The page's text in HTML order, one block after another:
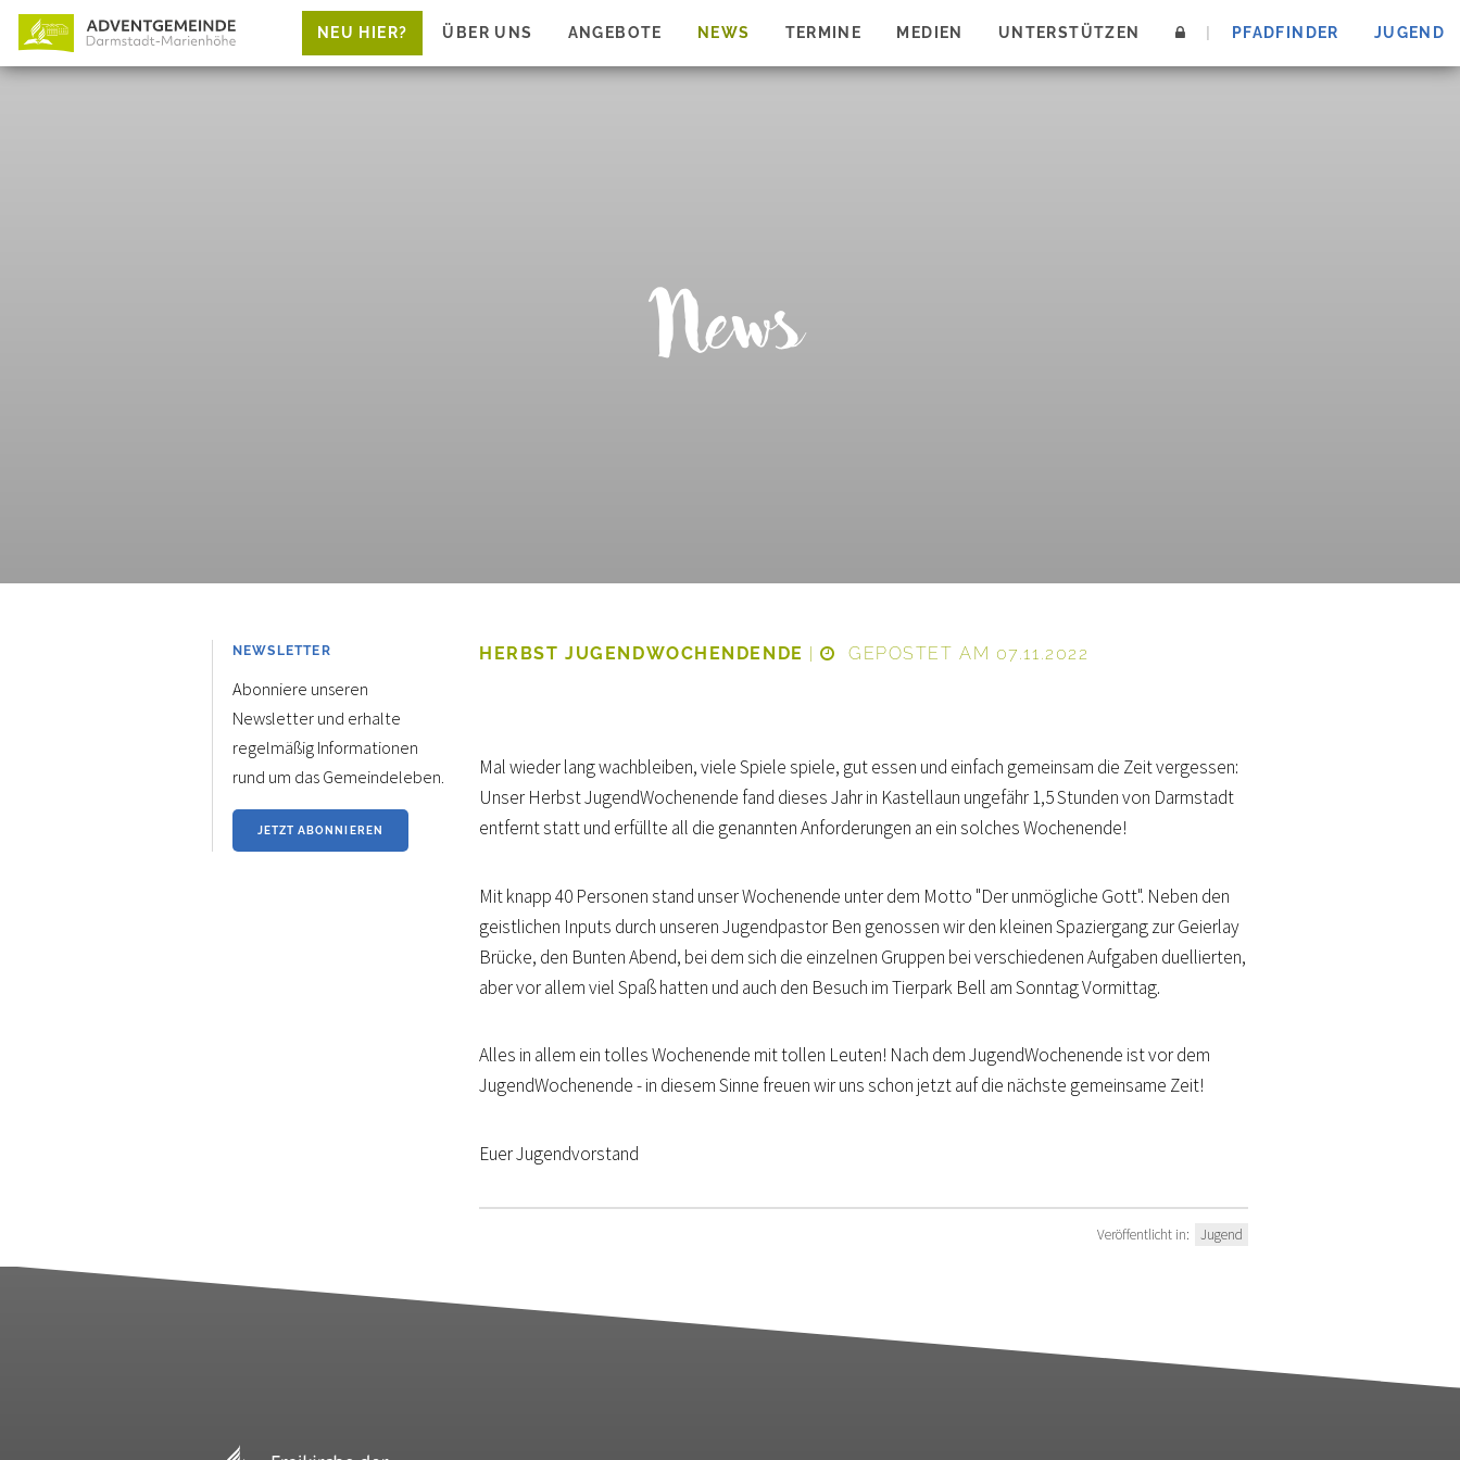
NEU HIER? ÜBER UNS ANGEBOTE NEWS TERMINE MEDIEN UNTERSTÜTZEN PFADFINDER JUGEND
News
NEWSLETTER
Abonniere unseren
Newsletter und erhalte
regelmäßig Informationen
rund um das Gemeindeleben.
JETZT ABONNIEREN
HERBST JUGENDWOCHENDENDE | GEPOSTET AM 07.11.2022
Mal wieder lang wachbleiben, viele Spiele spiele, gut essen und einfach gemeinsam die Zeit vergessen:
Unser Herbst JugendWochenende fand dieses Jahr in Kastellaun ungefähr 1,5 Stunden von Darmstadt
entfernt statt und erfüllte all die genannten Anforderungen an ein solches Wochenende!
Mit knapp 40 Personen stand unser Wochenende unter dem Motto "Der unmögliche Gott". Neben den
geistlichen Inputs durch unseren Jugendpastor Ben genossen wir den kleinen Spaziergang zur Geierlay
Brücke, den Bunten Abend, bei dem sich die einzelnen Gruppen bei verschiedenen Aufgaben duellierten,
aber vor allem viel Spaß hatten und auch den Besuch im Tierpark Bell am Sonntag Vormittag.
Alles in allem ein tolles Wochenende mit tollen Leuten! Nach dem JugendWochenende ist vor dem
JugendWochenende - in diesem Sinne freuen wir uns schon jetzt auf die nächste gemeinsame Zeit!
Euer Jugendvorstand
Veröffentlicht in: Jugend